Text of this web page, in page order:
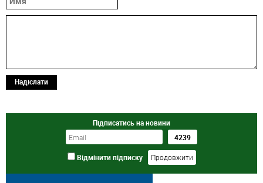
Надіслати
Підписатись на новини
Відмінити підписку